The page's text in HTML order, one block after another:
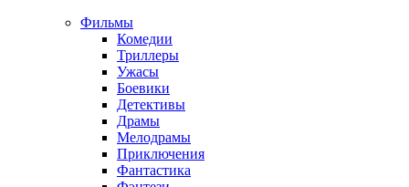
Фильмы
Комедии
Триллеры
Ужасы
Боевики
Детективы
Драмы
Мелодрамы
Приключения
Фантастика